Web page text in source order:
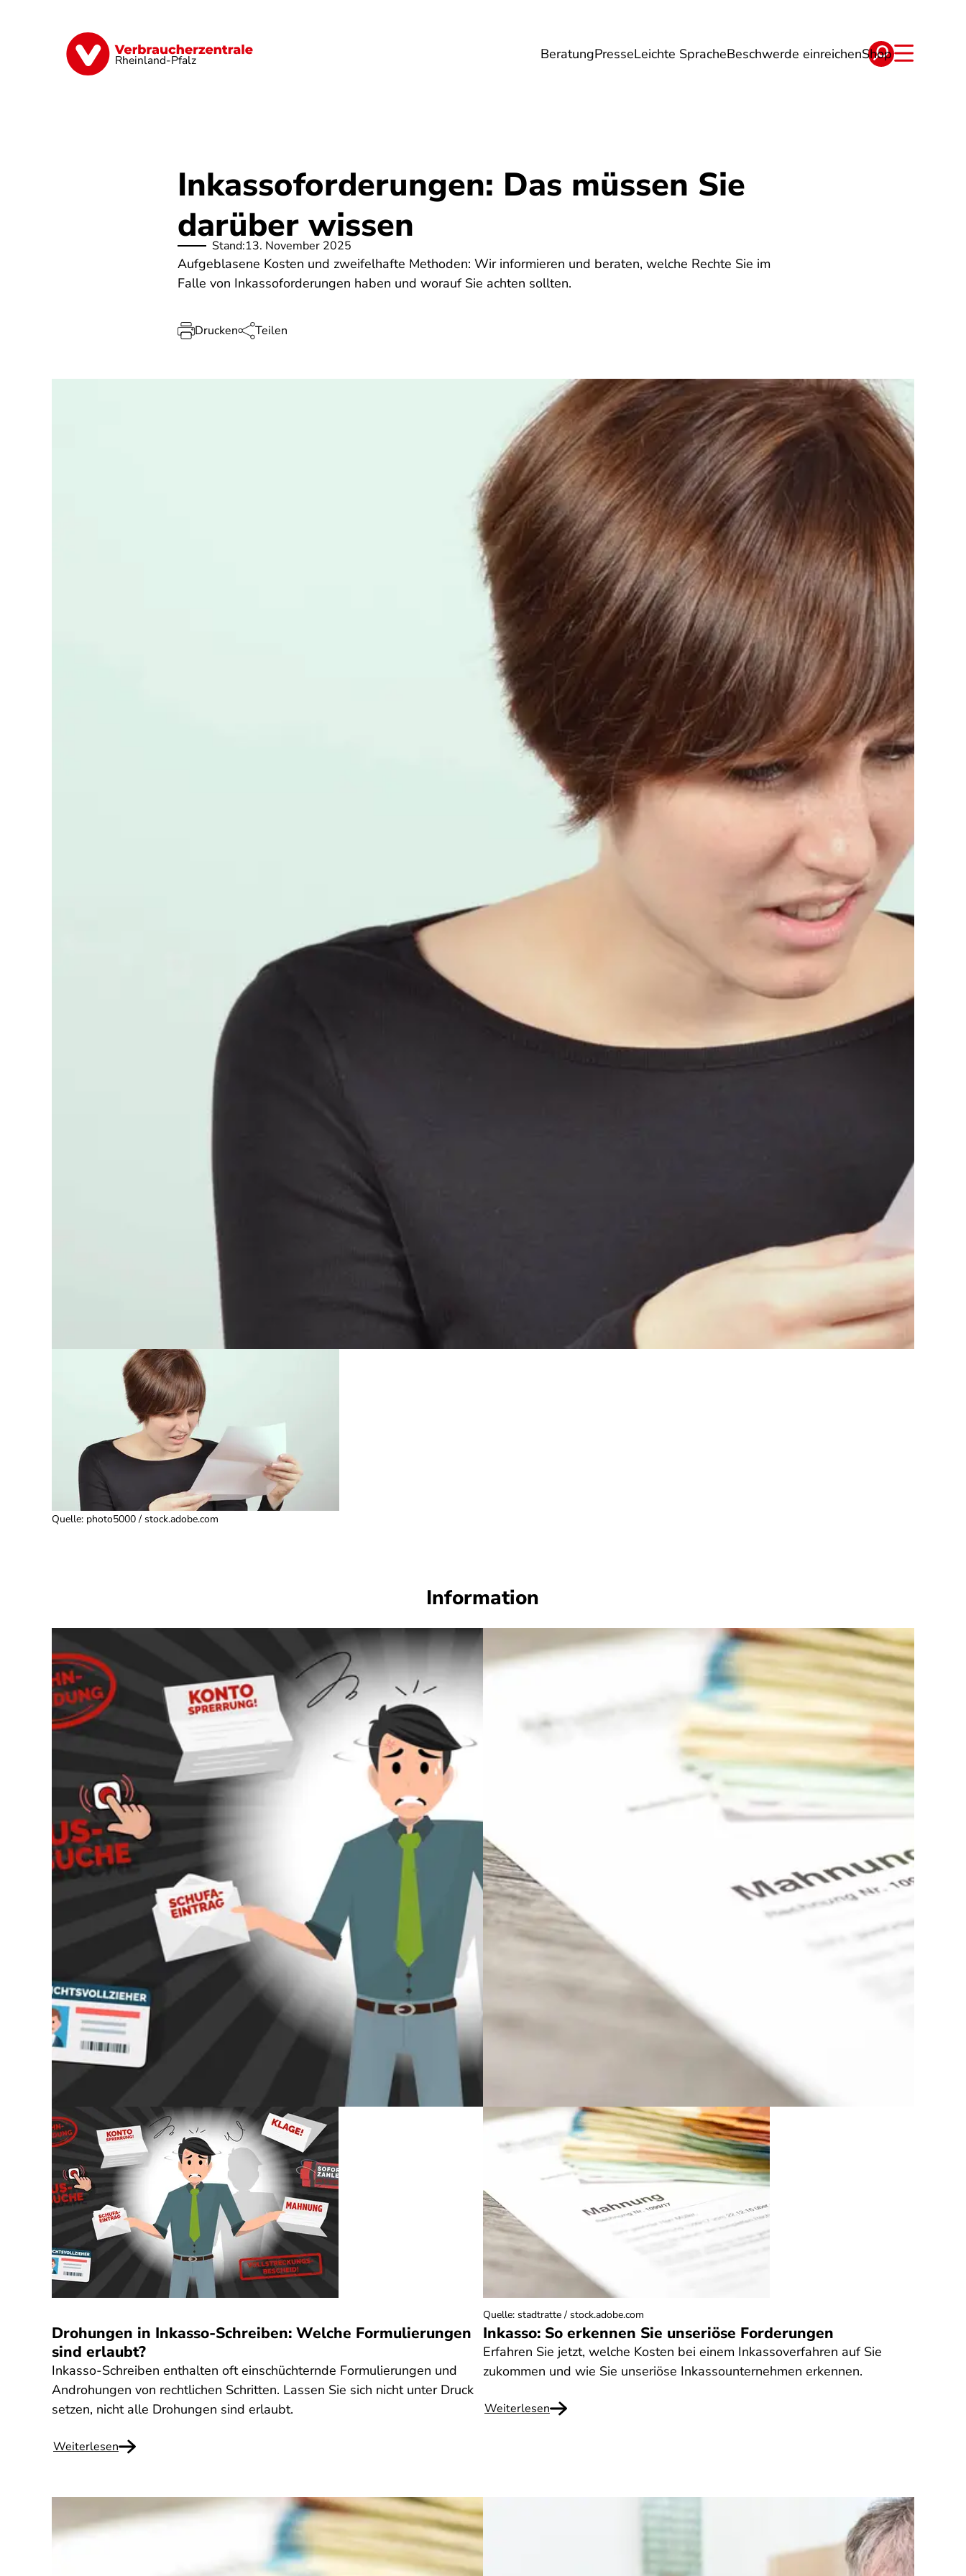
Rheinland-Pfalz BeratungPresseLeichte SpracheBeschwerde einreichenShop
Digitales Finanzen & Versicherung Gesundheit & Pflege Energie Reise Verträge
Inkassoforderungen: Das müssen Sie
darüber wissen
Stand:13. November 2025
Aufgeblasene Kosten und zweifelhafte Methoden: Wir informieren und beraten, welche Rechte Sie im
Falle von Inkassoforderungen haben und worauf Sie achten sollten.
Drucken Teilen
Quelle: photo5000 / stock.adobe.com
Information
Drohungen in Inkasso-Schreiben: Welche Formulierungen
sind erlaubt?
Inkasso-Schreiben enthalten oft einschüchternde Formulierungen und
Androhungen von rechtlichen Schritten. Lassen Sie sich nicht unter Druck
setzen, nicht alle Drohungen sind erlaubt.
Weiterlesen
Inkasso: So erkennen Sie unseriöse Forderungen
Erfahren Sie jetzt, welche Kosten bei einem Inkassoverfahren auf Sie
zukommen und wie Sie unseriöse Inkassounternehmen erkennen.
Weiterlesen
Quelle: stadtratte / stock.adobe.com